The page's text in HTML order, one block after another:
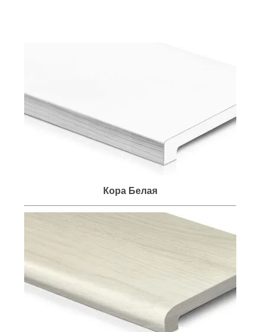
Кора Белая